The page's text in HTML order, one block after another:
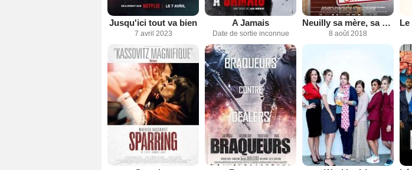
Jusqu'ici tout va bien
7 avril 2023
A Jamais
Date de sortie inconnue
Neuilly sa mère, sa mère
8 août 2018